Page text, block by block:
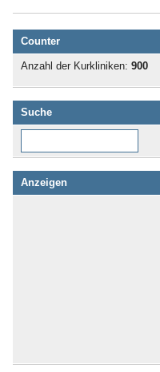
Counter
Anzahl der Kurkliniken: 900
Suche
Anzeigen